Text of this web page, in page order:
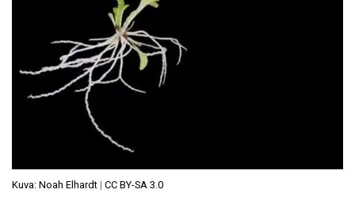
Kuva: Noah Elhardt | CC BY-SA 3.0